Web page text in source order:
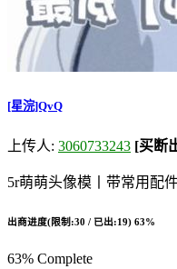
[星浣]QvQ
上传人: 3060733243 [买断
5r萌萌头像模丨带常用配
出商进度(限制:30 / 已出:19) 63%
63% Complete